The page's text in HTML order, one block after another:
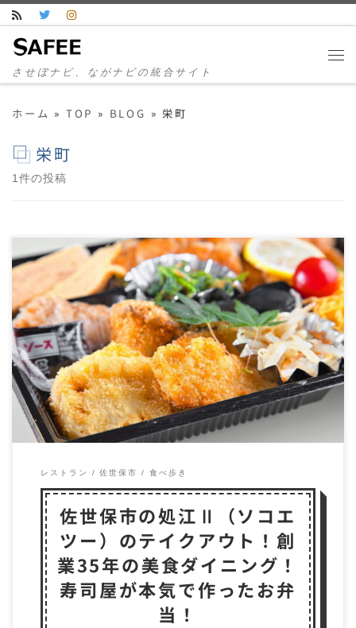
コンテンツへスキップ
させぼナビ、ながナビの統合サイト
ホーム » TOP » BLOG » 栄町
栄町
1件の投稿
創業35年の老舗 今年で創業35年を迎える、佐世保の
老舗寿司店「処江Ⅱ」（ソコエツー）。 大将は15
[…]
レストラン 佐世保市 食べ歩き
佐世保市の処江Ⅱ（ソコエ
ツー）のテイクアウト！創
業35年の美食ダイニング！
寿司屋が本気で作ったお弁
当！